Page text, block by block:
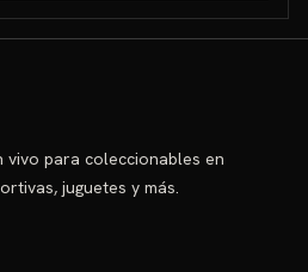
para coleccionables en
juguetes y más.